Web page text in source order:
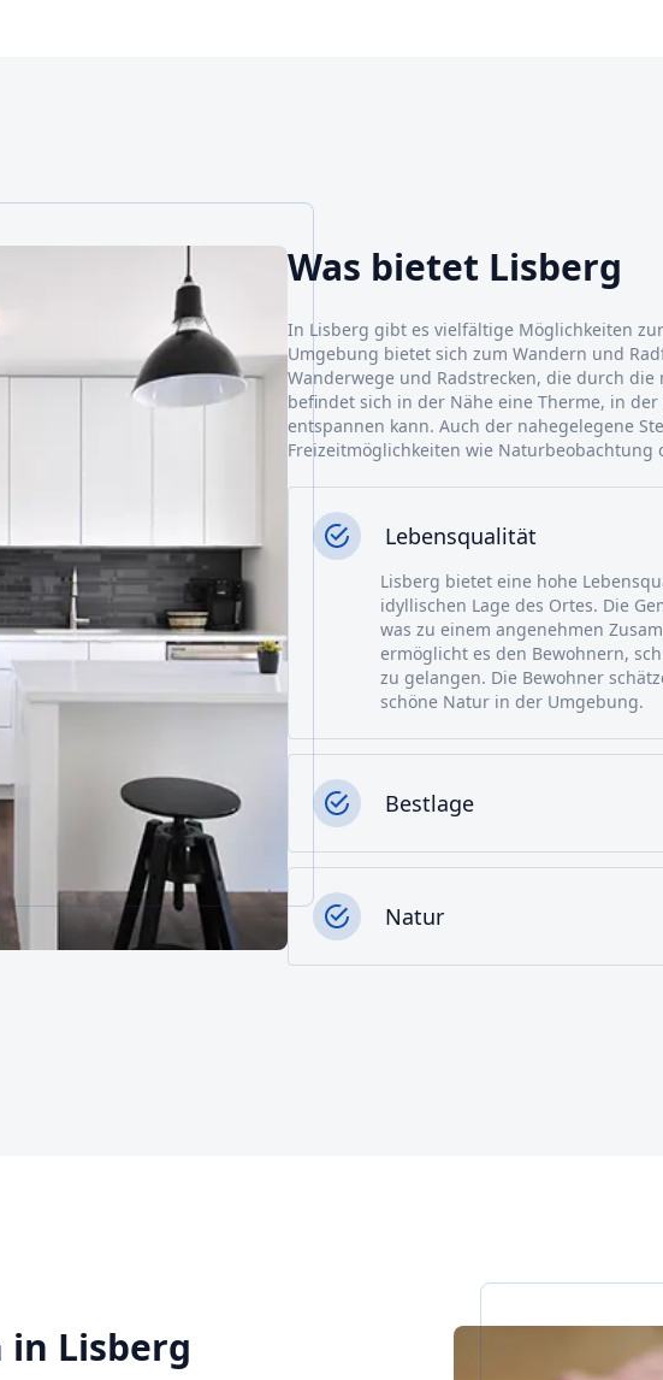
Was bietet Lisberg
In Lisberg gibt es vielfältige Möglichkeiten
Umgebung bietet sich zum Wandern und
Wanderwege und Radstrecken, die durch
befindet sich in der Nähe eine Therme, in
entspannen kann. Auch der nahegelegene
Freizeitmöglichkeiten wie Naturbeobachtung
Lebensqualität
Lisberg bietet eine hohe
idyllischen Lage des Ortes. Die
was zu einem angenehmen
ermöglicht es den Bewohnern,
zu gelangen. Die Bewohner
schöne Natur in der Umgebung.
Bestlage
Natur
in Lisberg